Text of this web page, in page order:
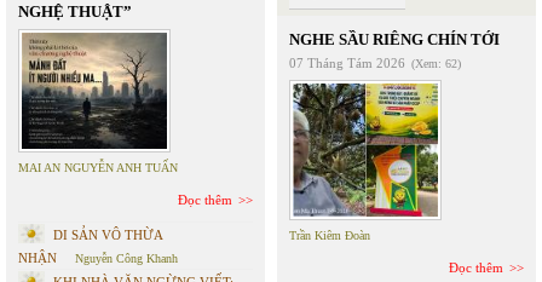
NGHỆ THUẬT”
MAI AN NGUYỄN ANH TUẤN
Đọc thêm
DI SẢN VÔ THỪA
NHẬN
Nguyễn Công Khanh
NGHE SẦU RIÊNG CHÍN TỚI
07 Tháng Tám 2026 (Xem: 62)
Trần Kiêm Đoàn
Đọc thêm